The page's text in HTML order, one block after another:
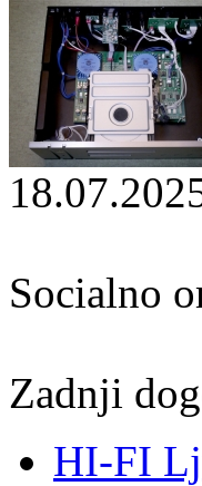
Socialno
Zadnji
HI-FI